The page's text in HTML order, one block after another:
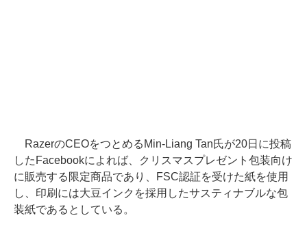
RazerのCEOをつとめるMin-Liang Tan氏が20日に投稿
したFacebookによれば、クリスマスプレゼント包装向け
に販売する限定商品であり、FSC認証を受けた紙を使用
し、印刷には大豆インクを採用したサスティナブルな包
装紙であるとしている。